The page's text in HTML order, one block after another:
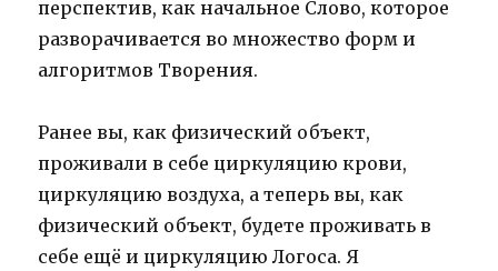
перспектив, как начальное Слово, которое
разворачивается во множество форм и
алгоритмов Творения.
Ранее вы, как физический объект,
проживали в себе циркуляцию крови,
циркуляцию воздуха, а теперь вы, как
физический объект, будете проживать в
себе ещё и циркуляцию Логоса. Я